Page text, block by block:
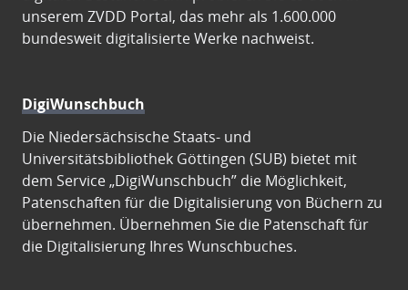
unserem ZVDD Portal, das mehr als 1.600.000
bundesweit digitalisierte Werke nachweist.
DigiWunschbuch
Die Niedersächsische Staats- und
Universitätsbibliothek Göttingen (SUB) bietet mit
dem Service „DigiWunschbuch” die Möglichkeit,
Patenschaften für die Digitalisierung von Büchern zu
übernehmen. Übernehmen Sie die Patenschaft für
die Digitalisierung Ihres Wunschbuches.